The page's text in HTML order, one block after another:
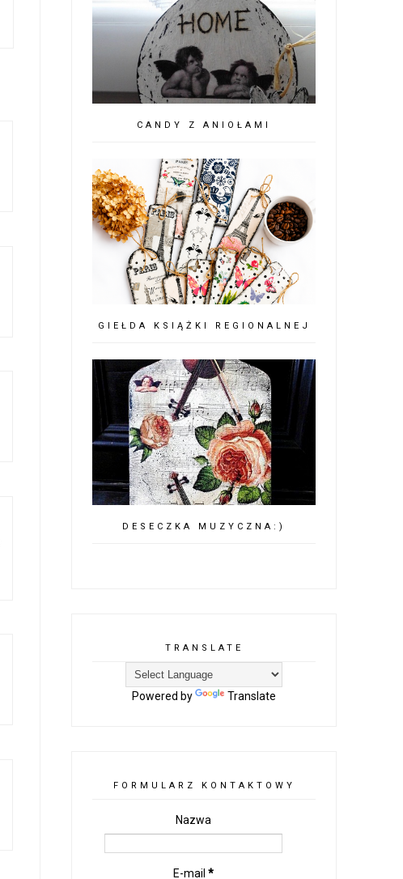
CANDY Z ANIOŁAMI
GIEŁDA KSIĄŻKI REGIONALNEJ
DESECZKA MUZYCZNA:)
TRANSLATE
Powered by Translate
FORMULARZ KONTAKTOWY
Nazwa
E-mail *